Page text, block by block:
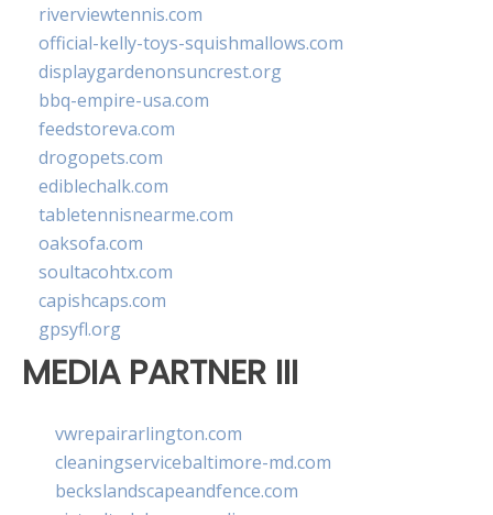
riverviewtennis.com
official-kelly-toys-squishmallows.com
displaygardenonsuncrest.org
bbq-empire-usa.com
feedstoreva.com
drogopets.com
ediblechalk.com
tabletennisnearme.com
oaksofa.com
soultacohtx.com
capishcaps.com
gpsyfl.org
MEDIA PARTNER III
vwrepairarlington.com
cleaningservicebaltimore-md.com
beckslandscapeandfence.com